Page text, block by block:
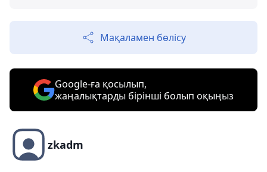
Мақаламен бөлісу
Google-ға қосылып,
жаңалықтарды бірінші болып оқыңыз
zkadm